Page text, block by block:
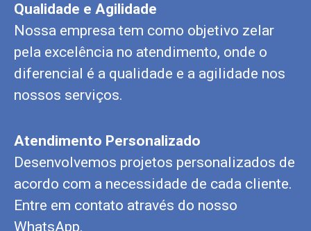
Qualidade e Agilidade
Nossa empresa tem como objetivo zelar
pela excelência no atendimento, onde o
diferencial é a qualidade e a agilidade nos
nossos serviços.
Atendimento Personalizado
Desenvolvemos projetos personalizados de
acordo com a necessidade de cada cliente.
Entre em contato através do nosso
WhatsApp.